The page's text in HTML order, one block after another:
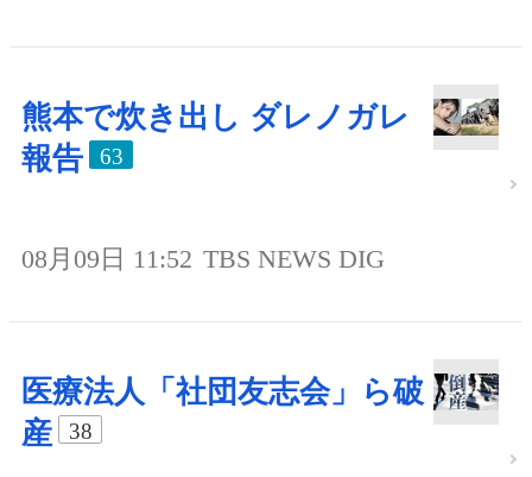
熊本で炊き出し ダレノガレ
報告
63
08月09日 11:52 TBS NEWS DIG
医療法人「社団友志会」ら破
産
38